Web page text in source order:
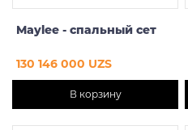
Maylee - спальный сет
130 146 000 UZS
В корзину